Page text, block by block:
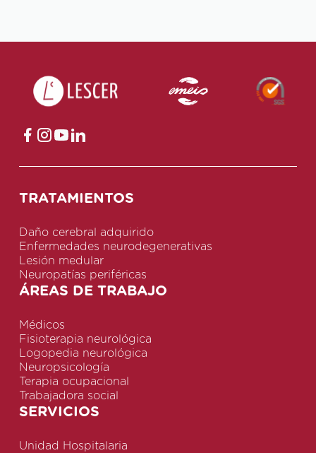
TRATAMIENTOS
Daño cerebral adquirido
Enfermedades neurodegenerativas
Lesión medular
Neuropatías periféricas
ÁREAS DE TRABAJO
Médicos
Fisioterapia neurológica
Logopedia neurológica
Neuropsicología
Terapia ocupacional
Trabajadora social
SERVICIOS
Unidad Hospitalaria